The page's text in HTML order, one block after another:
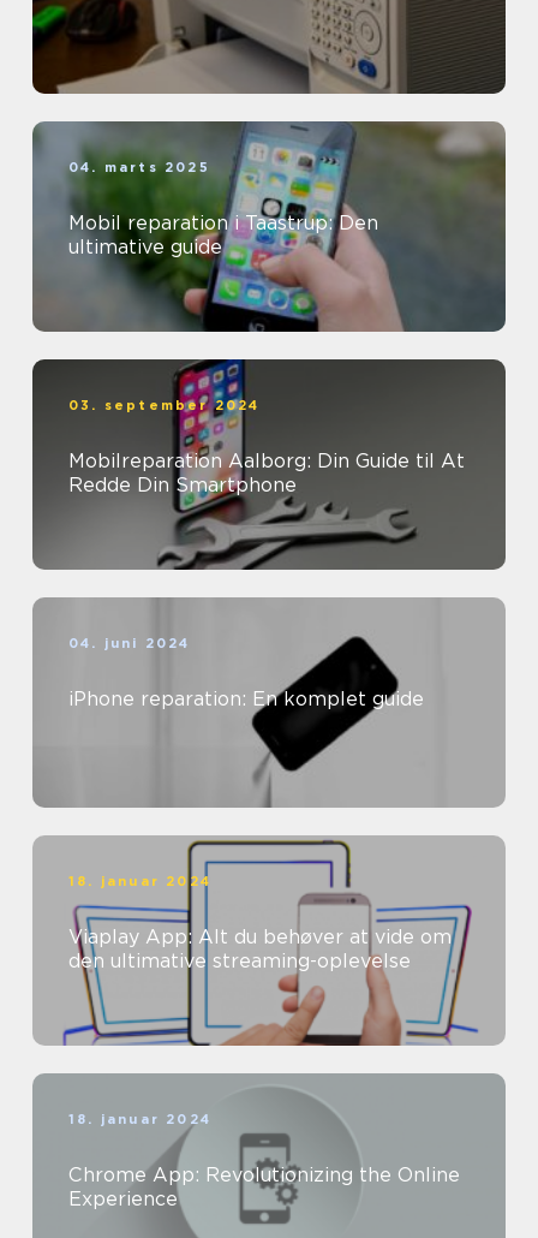
04. marts 2025
Mobil reparation i Taastrup: Den
ultimative guide
03. september 2024
Mobilreparation Aalborg: Din Guide til At
Redde Din Smartphone
04. juni 2024
iPhone reparation: En komplet guide
18. januar 2024
Viaplay App: Alt du behøver at vide om
den ultimative streaming-oplevelse
18. januar 2024
Chrome App: Revolutionizing the Online
Experience